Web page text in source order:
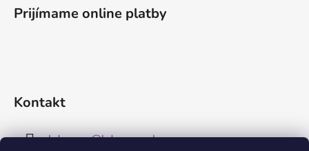
Prijímame online platby
Kontakt
kdreams@kdreams.sk